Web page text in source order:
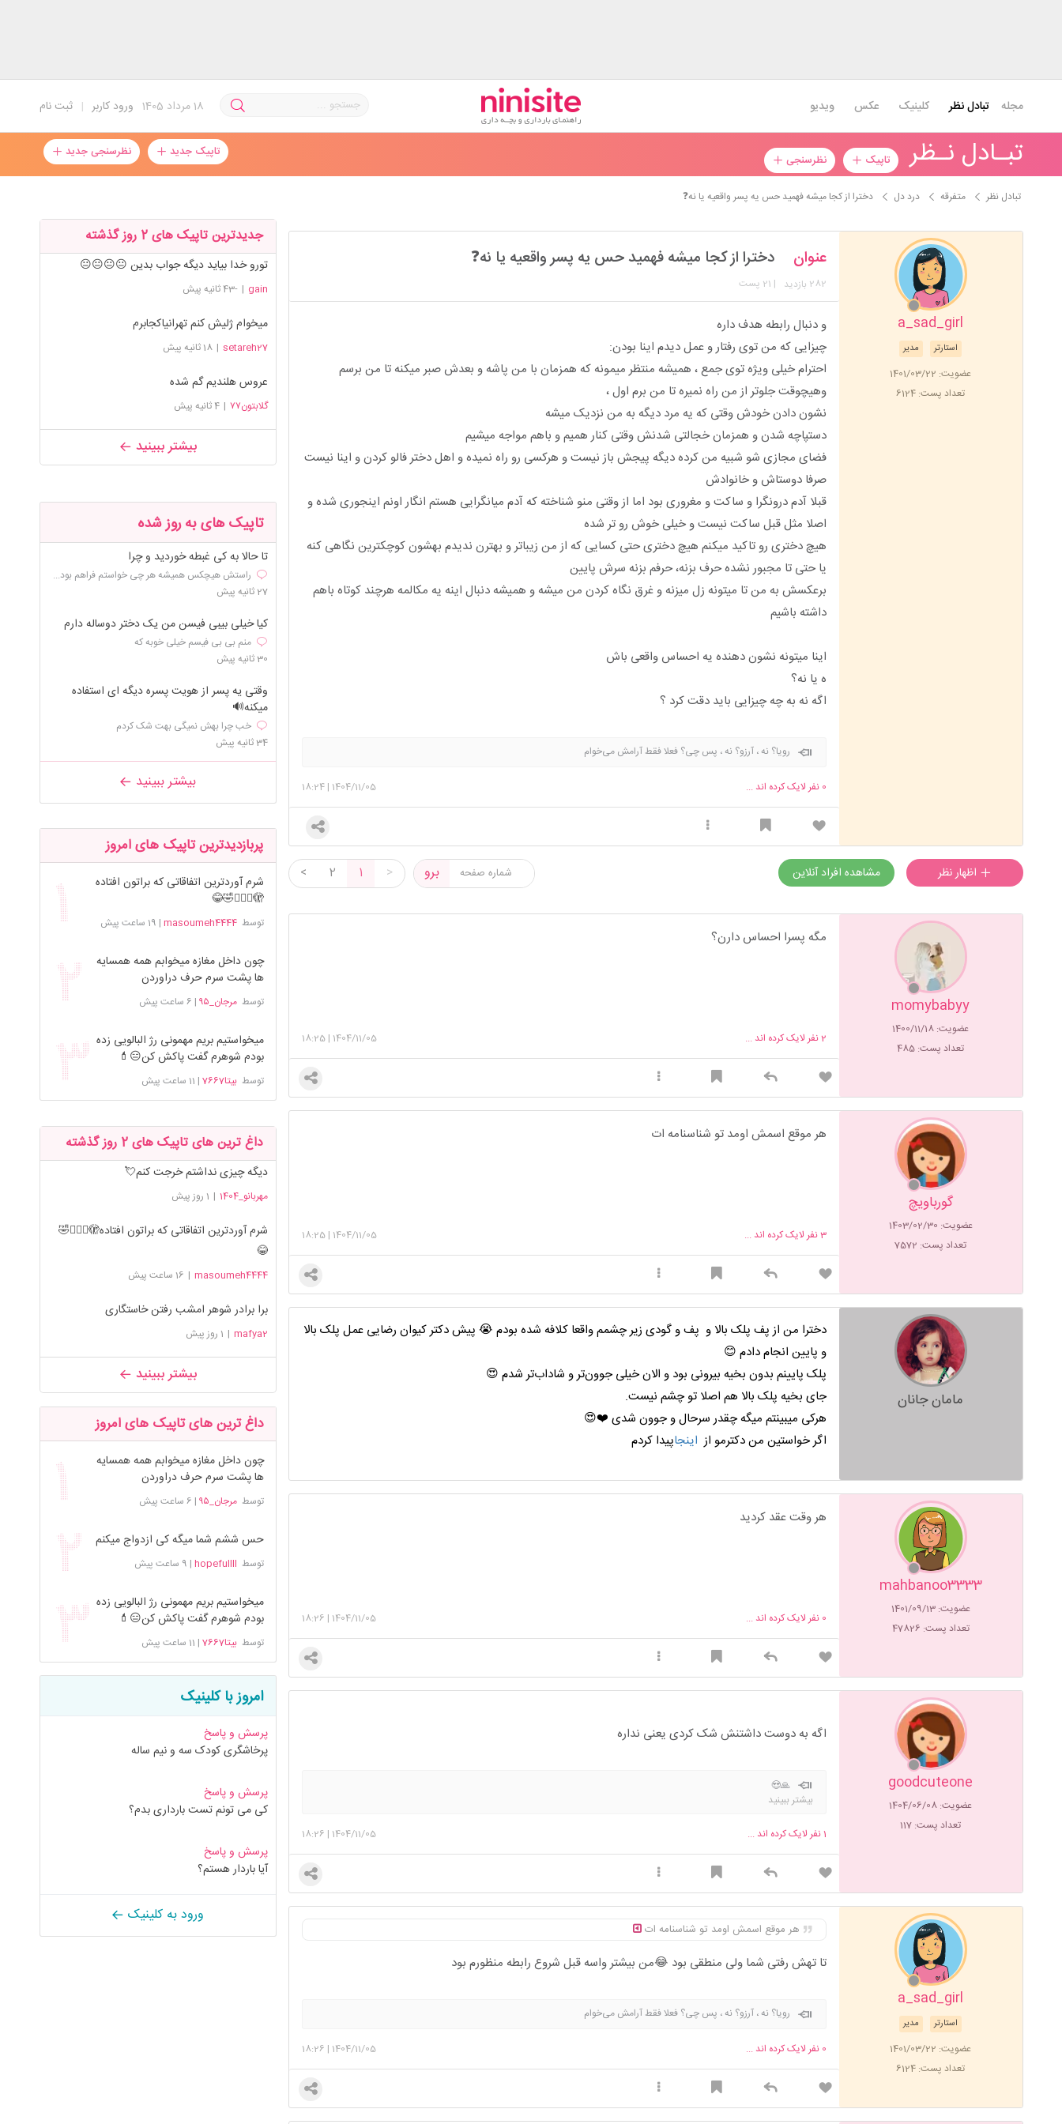
ثبت نام | ورود کاربر 18مرداد 1405 مجله تبادل نظر کلینیک عکس ویدیو
تبـادل نـظر تاپیک نظرسنجی تاپیک جدید نظرسنجی جدید
تبادل نظر متفرقه درد دل دخترا از کجا میشه فهمید حس یه پسر واقعیه یا نه❓
a_sad_girl
مدیر استارتر
عضویت: 1401/03/22
تعداد پست: 6124
عنوان دخترا از کجا میشه فهمید حس یه پسر واقعیه یا نه❓
282 بازدید | 21 پست
و دنبال رابطه هدف داره
چیزایی که من توی رفتار و عمل دیدم اینا بودن:
احترام خیلی ویژه توی جمع ، همیشه منتظر میمونه که همزمان با من پاشه و بعدش صبر میکنه تا من برسم
وهیچوقت جلوتر از من راه نمیره تا من برم اول ،
نشون دادن خودش وقتی که یه مرد دیگه به من نزدیک میشه
دستپاچه شدن و همزمان خجالتی شدنش وقتی کنار همیم و باهم مواجه میشیم
فضای مجازی شو شبیه من کرده دیگه پیجش باز نیست و هرکسی رو راه نمیده و اهل دختر فالو کردن و اینا نیست
صرفا دوستاش و خانوادش
قبلا آدم درونگرا و ساکت و مغروری بود اما از وقتی منو شناخته که آدم میانگرایی هستم انگار اونم اینجوری شده و
اصلا مثل قبل ساکت نیست و خیلی خوش رو تر شده
هیچ دختری رو تاکید میکنم هیچ دختری حتی کسایی که از من زیباتر و بهترن ندیدم بهشون کوچکترین نگاهی کنه
یا حتی تا مجبور نشده حرف بزنه، حرفم بزنه سرش پایین
برعکسش به من تا میتونه زل میزنه و غرق نگاه کردن من میشه و همیشه دنبال اینه یه مکالمه هرچند کوتاه باهم
داشته باشیم
اینا میتونه نشون دهنده یه احساس واقعی باش
ه یا نه؟
اگه نه به چه چیزایی باید دقت کرد ؟
رویا؟ نه ، آرزو؟ نه ، پس چی؟ فعلا فقط آرامش می‌خوام
1404/11/05
|
18:24 0 نفر لایک کرده اند ...
>
1
2
< برو مشاهده افراد آنلاین
momybabyy
عضویت: 1400/11/18
تعداد پست: 485
مگه پسرا احساس دارن؟
1404/11/05
|
18:25 2نفر لایک کرده اند ...
گورباویچ
عضویت: 1403/02/30
تعداد پست: 7572
هر موقع اسمش اومد تو شناسنامه ات
1404/11/05
|
18:25 3نفر لایک کرده اند ...
مامان جانان
دخترا من از پف پلک بالا و پف و گودی زیر چشمم واقعا کلافه شده بودم 😭 پیش دکتر کیوان رضایی عمل پلک بالا
و پایین انجام دادم 😊
پلک پایینم بدون بخیه بیرونی بود و الان خیلی جوون‌تر و شاداب‌تر شدم 😍
جای بخیه پلک بالا هم اصلا تو چشم نیست.
هرکی میبینتم میگه چقدر سرحال و جوون شدی ❤️😍
اگر خواستین من دکترمو از
پیدا کردم
mahbanoo3333
عضویت: 1401/09/13
تعداد پست: 47826
هر وقت عقد کردید
1404/11/05
|
18:26 0 نفر لایک کرده اند ...
goodcuteone
عضویت: 1404/06/08
تعداد پست: 117
اگه به دوست داشتنش شک کردی یعنی نداره
🙏😍
بیشتر ببینید
1404/11/05
|
18:26 1نفر لایک کرده اند ...
a_sad_girl
مدیر استارتر
عضویت: 1401/03/22
تعداد پست: 6124
هر موقع اسمش اومد تو شناسنامه ات
تا تهش رفتی شما ولی منطقی بود 😂من بیشتر واسه قبل شروع رابطه منظورم بود
رویا؟ نه ، آرزو؟ نه ، پس چی؟ فعلا فقط آرامش می‌خوام
1404/11/05
|
18:26 0 نفر لایک کرده اند ...
جدیدترین تاپیک های 2 روز گذشته
تورو خدا بیاید دیگه جواب بدین 😐😐😐😐
gain
| -43 ثانیه پیش
میخوام ژلیش کنم تهرانیاکجابرم
setareh27
| 18 ثانیه پیش
عروس هلندیم گم شده
گلابتون۷۷ | 4 ثانیه پیش
بیشتر ببینید
تاپیک های به روز شده
تا حالا به کی غبطه خوردید و چرا
راستش هیچکس همیشه هر چی خواستم فراهم بود...
27 ثانیه پیش
کیا خیلی بیبی فیسن من یک دختر دوساله دارم
منم بی بی فیسم خیلی خوبه که
30 ثانیه پیش
وقتی یه پسر از هویت پسره دیگه ای استفاده
میکنه🔊
خب چرا بهش نمیگی بهت شک کردم
34 ثانیه پیش
بیشتر ببینید
پربازدیدترین تاپیک های امروز
شرم آوردترین اتفاقاتی که براتون افتاده
🫣🤦🏻‍♀️🤣😂
توسطmasoumeh4444
| 19 ساعت پیش
چون داخل مغازه میخوابم همه همسایه
ها پشت سرم حرف دراوردن
توسطمرجان_۹۵ | 6 ساعت پیش
میخواستیم بریم مهمونی رژ البالویی زده
بودم شوهرم گفت پاکش کن😑💄
توسطبیتا7667 | 11 ساعت پیش
داغ ترین های تاپیک های 2 روز گذشته
دیگه چیزی نداشتم خرجت کنم💘
مهربانو_1404 | 1 روز پیش
شرم آوردترین اتفاقاتی که براتون افتاده🫣🤦🏻‍♀️🤣
😂
masoumeh4444
| 16 ساعت پیش
برا برادر شوهر امشب رفتن خاستگاری
mafya2
| 1 روز پیش
بیشتر ببینید
داغ ترین های تاپیک های امروز
چون داخل مغازه میخوابم همه همسایه
ها پشت سرم حرف دراوردن
توسطمرجان_۹۵ | 6 ساعت پیش
حس ششم شما میگه کی ازدواج میکنم
توسط hopefullll
| 9 ساعت پیش
میخواستیم بریم مهمونی رژ البالویی زده
بودم شوهرم گفت پاکش کن😑💄
توسطبیتا7667 | 11 ساعت پیش
امروز با کلینیک
پرسش و پاسخ
پرخاشگری کودک سه و نیم ساله
پرسش و پاسخ
کی می تونم تست بارداری بدم؟
پرسش و پاسخ
آیا باردار هستم؟
ورود به کلینیک